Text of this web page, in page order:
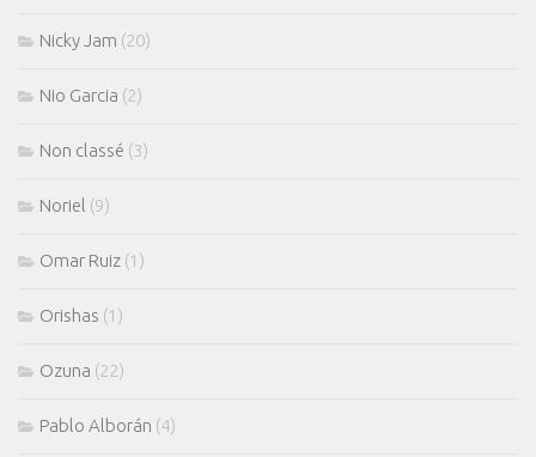
Nicky Jam (20)
Nio Garcia (2)
Non classé (3)
Noriel (9)
Omar Ruiz (1)
Orishas (1)
Ozuna (22)
Pablo Alborán (4)